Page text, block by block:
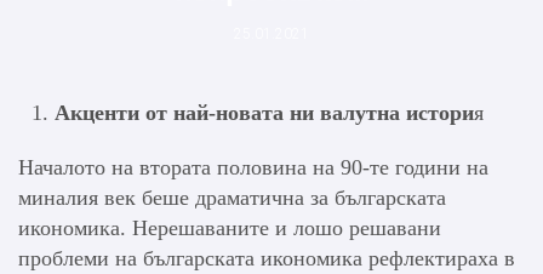
Акценти от най-новата ни валутна история
Началото на втората половина на 90-те години на
миналия век беше драматична за българската
икономика. Нерешаваните и лошо решавани
проблеми на българската икономика рефлектираха в